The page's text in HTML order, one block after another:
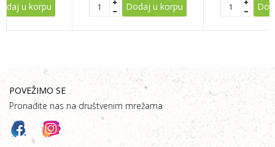
u korpu Dodaj u korpu
POVEŽIMO SE
Pronađite nas na društvenim mrežama